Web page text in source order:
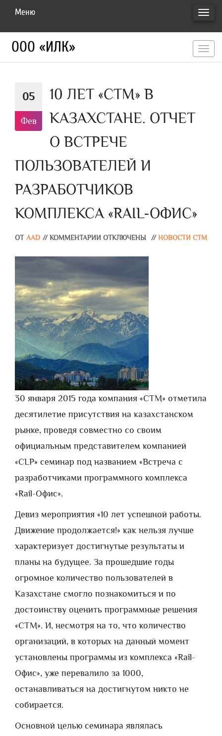
Меню
ООО «ИЛК»
05
Фев
10 ЛЕТ «СТМ» В
КАЗАХСТАНЕ. ОТЧЕТ
О ВСТРЕЧЕ
ПОЛЬЗОВАТЕЛЕЙ И
РАЗРАБОТЧИКОВ
КОМПЛЕКСА «RAIL-ОФИС»
ОТ AAD // КОММЕНТАРИИ ОТКЛЮЧЕНЫ // НОВОСТИ СТМ
30 января 2015 года компания «СТМ» отметила
десятилетие присутствия на казахстанском
рынке, проведя совместно со своим
официальным представителем компанией
«CLP» семинар под названием «Встреча с
разработчиками программного комплекса
«Rail-Офис».
Девиз мероприятия «10 лет успешной работы.
Движение продолжается!» как нельзя лучше
характеризует достигнутые результаты и
планы на будущее. За прошедшие годы
огромное количество пользователей в
Казахстане смогло познакомиться и по
достоинству оценить программные решения
«СТМ». И, несмотря на то, что количество
организаций, в которых на данный момент
установлены программы из комплекса «Rail-
Офис», уже перевалило за 1000,
останавливаться на достигнутом никто не
собирается.
Основной целью семинара являлась